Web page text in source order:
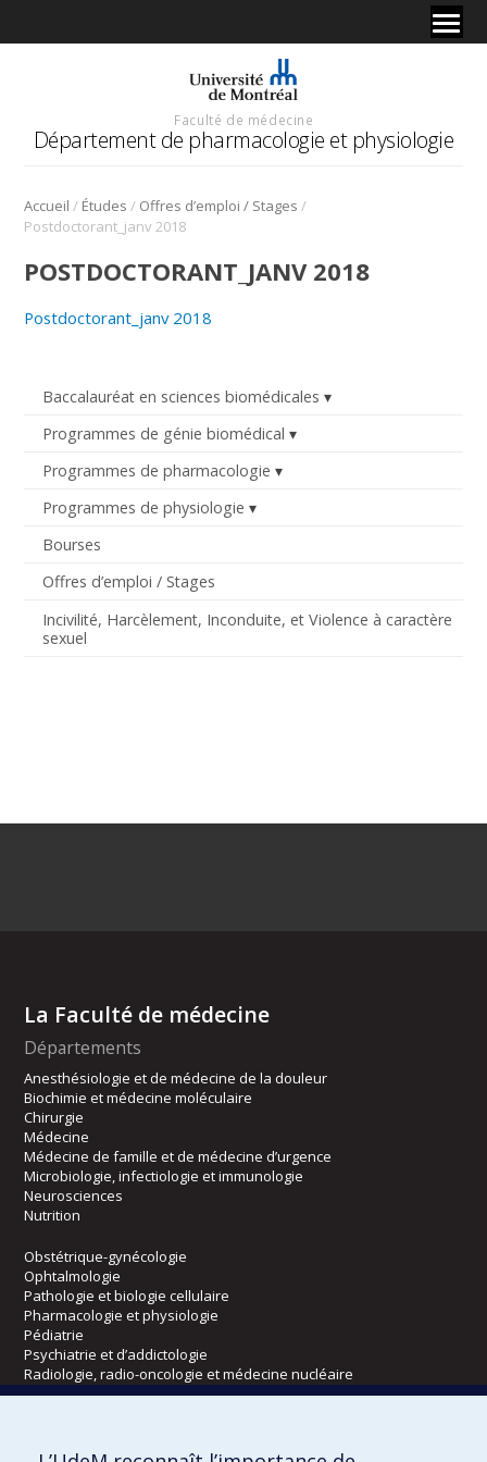
Faculté de médecine
Département de pharmacologie et physiologie
Accueil / Études / Offres d’emploi / Stages /
Postdoctorant_janv 2018
Baccalauréat en sciences biomédicales
Programmes de génie biomédical
Programmes de pharmacologie
Programmes de physiologie
Bourses
Offres d’emploi / Stages
Incivilité, Harcèlement, Inconduite, et Violence à caractère
sexuel
POSTDOCTORANT_JANV 2018
Postdoctorant_janv 2018
La Faculté de médecine
Départements
Anesthésiologie et de médecine de la douleur
Biochimie et médecine moléculaire
Chirurgie
Médecine
Médecine de famille et de médecine d’urgence
Microbiologie, infectiologie et immunologie
Neurosciences
Nutrition
Obstétrique-gynécologie
Ophtalmologie
Pathologie et biologie cellulaire
Pharmacologie et physiologie
Pédiatrie
Psychiatrie et d’addictologie
Radiologie, radio-oncologie et médecine nucléaire